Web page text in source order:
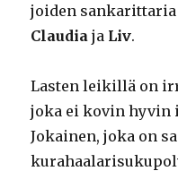
joiden
Claudia ja Liv.
Lasten leikillä on
joka ei kovin hyvin
Jokainen, joka on